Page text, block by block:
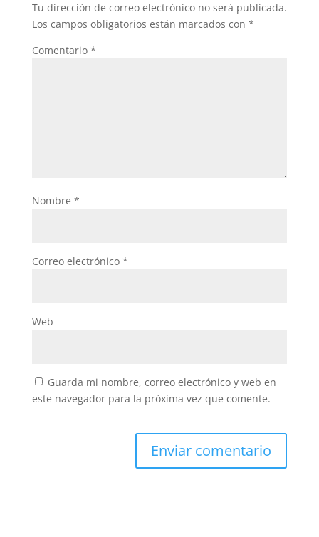
Tu dirección de correo electrónico no será publicada.
Los campos obligatorios están marcados con *
Comentario *
Nombre *
Correo electrónico *
Web
Guarda mi nombre, correo electrónico y web en
este navegador para la próxima vez que comente.